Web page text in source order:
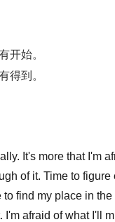
开始。
得到。
It's more that I'm
of it. Time to figure
find my place in the
I'm afraid of what I'll